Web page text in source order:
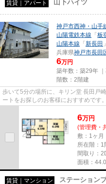
賃貸｜アパート 山下ハイツ
神戸市西神・山手
山陽電鉄本線 「 板
山陽本線 「 新長田
兵庫県神戸市長田
6万円
築年数：築29年 ｜
階数：2階建
歩いて5分の場所に、キリン堂 長田戸
ートをお探しのお客様におすすめです
6万円
(管理費・
敷：1ヶ月
所在階：1
間取り：
面積：
賃貸｜マンション ステーション